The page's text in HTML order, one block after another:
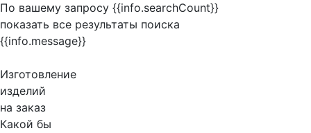
По вашему запросу {{info.searchCount}}
показать все результаты поиска
{{info.message}}
Изготовление
изделий
на заказ
Какой бы